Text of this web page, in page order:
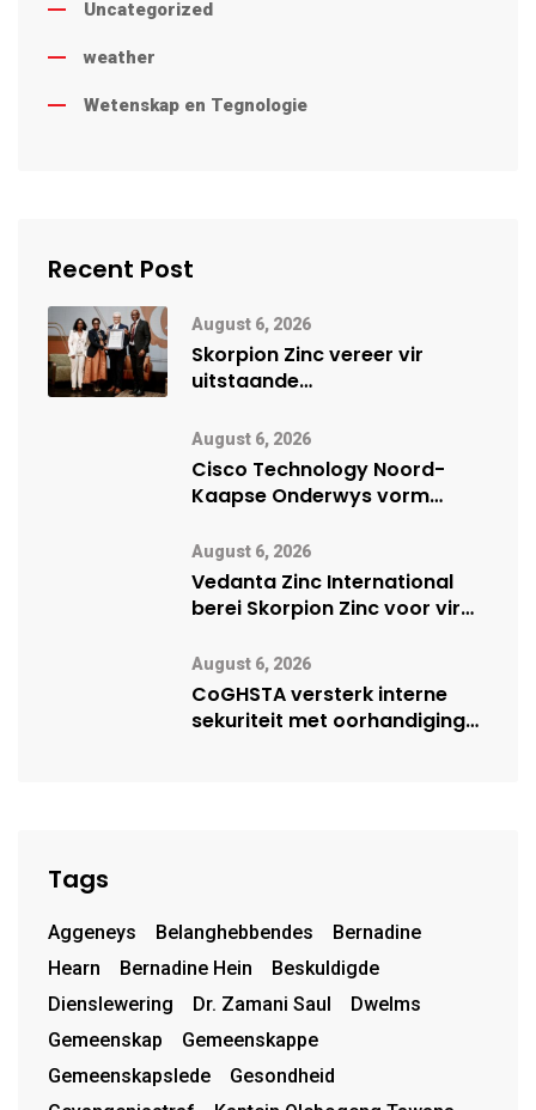
Uncategorized
weather
Wetenskap en Tegnologie
Recent Post
August 6, 2026
Skorpion Zinc vereer vir
uitstaande
Namibië Mynbou Ekspo
August 6, 2026
Cisco Technology Noord-
Kaapse Onderwys vorm
vennootskap
August 6, 2026
Vedanta Zinc International
berei Skorpion Zinc voor vir
August 6, 2026
CoGHSTA versterk interne
sekuriteit met oorhandiging
Tags
Aggeneys Belanghebbendes
Bernadine
Hearn
Bernadine Hein
Beskuldigde
Dienslewering
Dr. Zamani Saul
Dwelms
Gemeenskap
Gemeenskappe
Gemeenskapslede
Gesondheid